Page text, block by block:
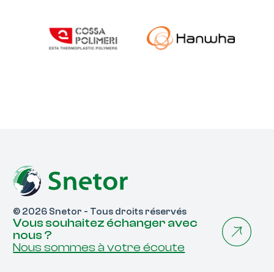
© 2026 Snetor - Tous droits réservés
Vous souhaitez échanger avec
nous ?
Nous sommes à votre écoute